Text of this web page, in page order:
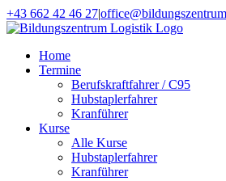
Zum
Inhalt
+43 662 42 46 27|
Facebook
E-
Home
Termine
Berufskraftfahrer / C95
Hubstaplerfahrer
Kranführer
Kurse
Alle Kurse
Hubstaplerfahrer
Kranführer